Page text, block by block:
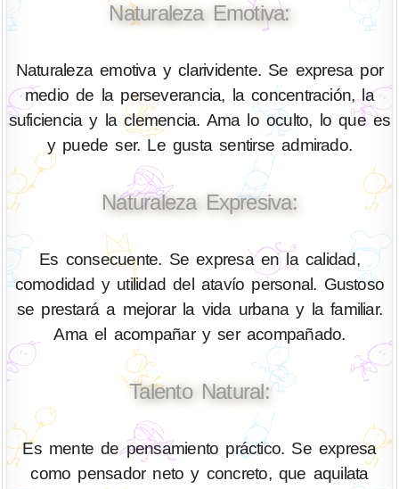
Naturaleza Emotiva:
Naturaleza emotiva y clarividente. Se expresa por
medio de la perseverancia, la concentración, la
suficiencia y la clemencia. Ama lo oculto, lo que es
y puede ser. Le gusta sentirse admirado.
Naturaleza Expresiva:
Es consecuente. Se expresa en la calidad,
comodidad y utilidad del atavío personal. Gustoso
se prestará a mejorar la vida urbana y la familiar.
Ama el acompañar y ser acompañado.
Talento Natural:
Es mente de pensamiento práctico. Se expresa
como pensador neto y concreto, que aquilata